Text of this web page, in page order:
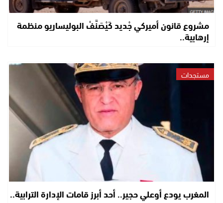
مشروع قانون أميركي جْديد كَيْصَنَّفْ البوليساريو منظمة
إرهابية..
مستجدات
المغرب يودع أوعلي حجير.. أحد أبرز قامات الإدارة الترابية..